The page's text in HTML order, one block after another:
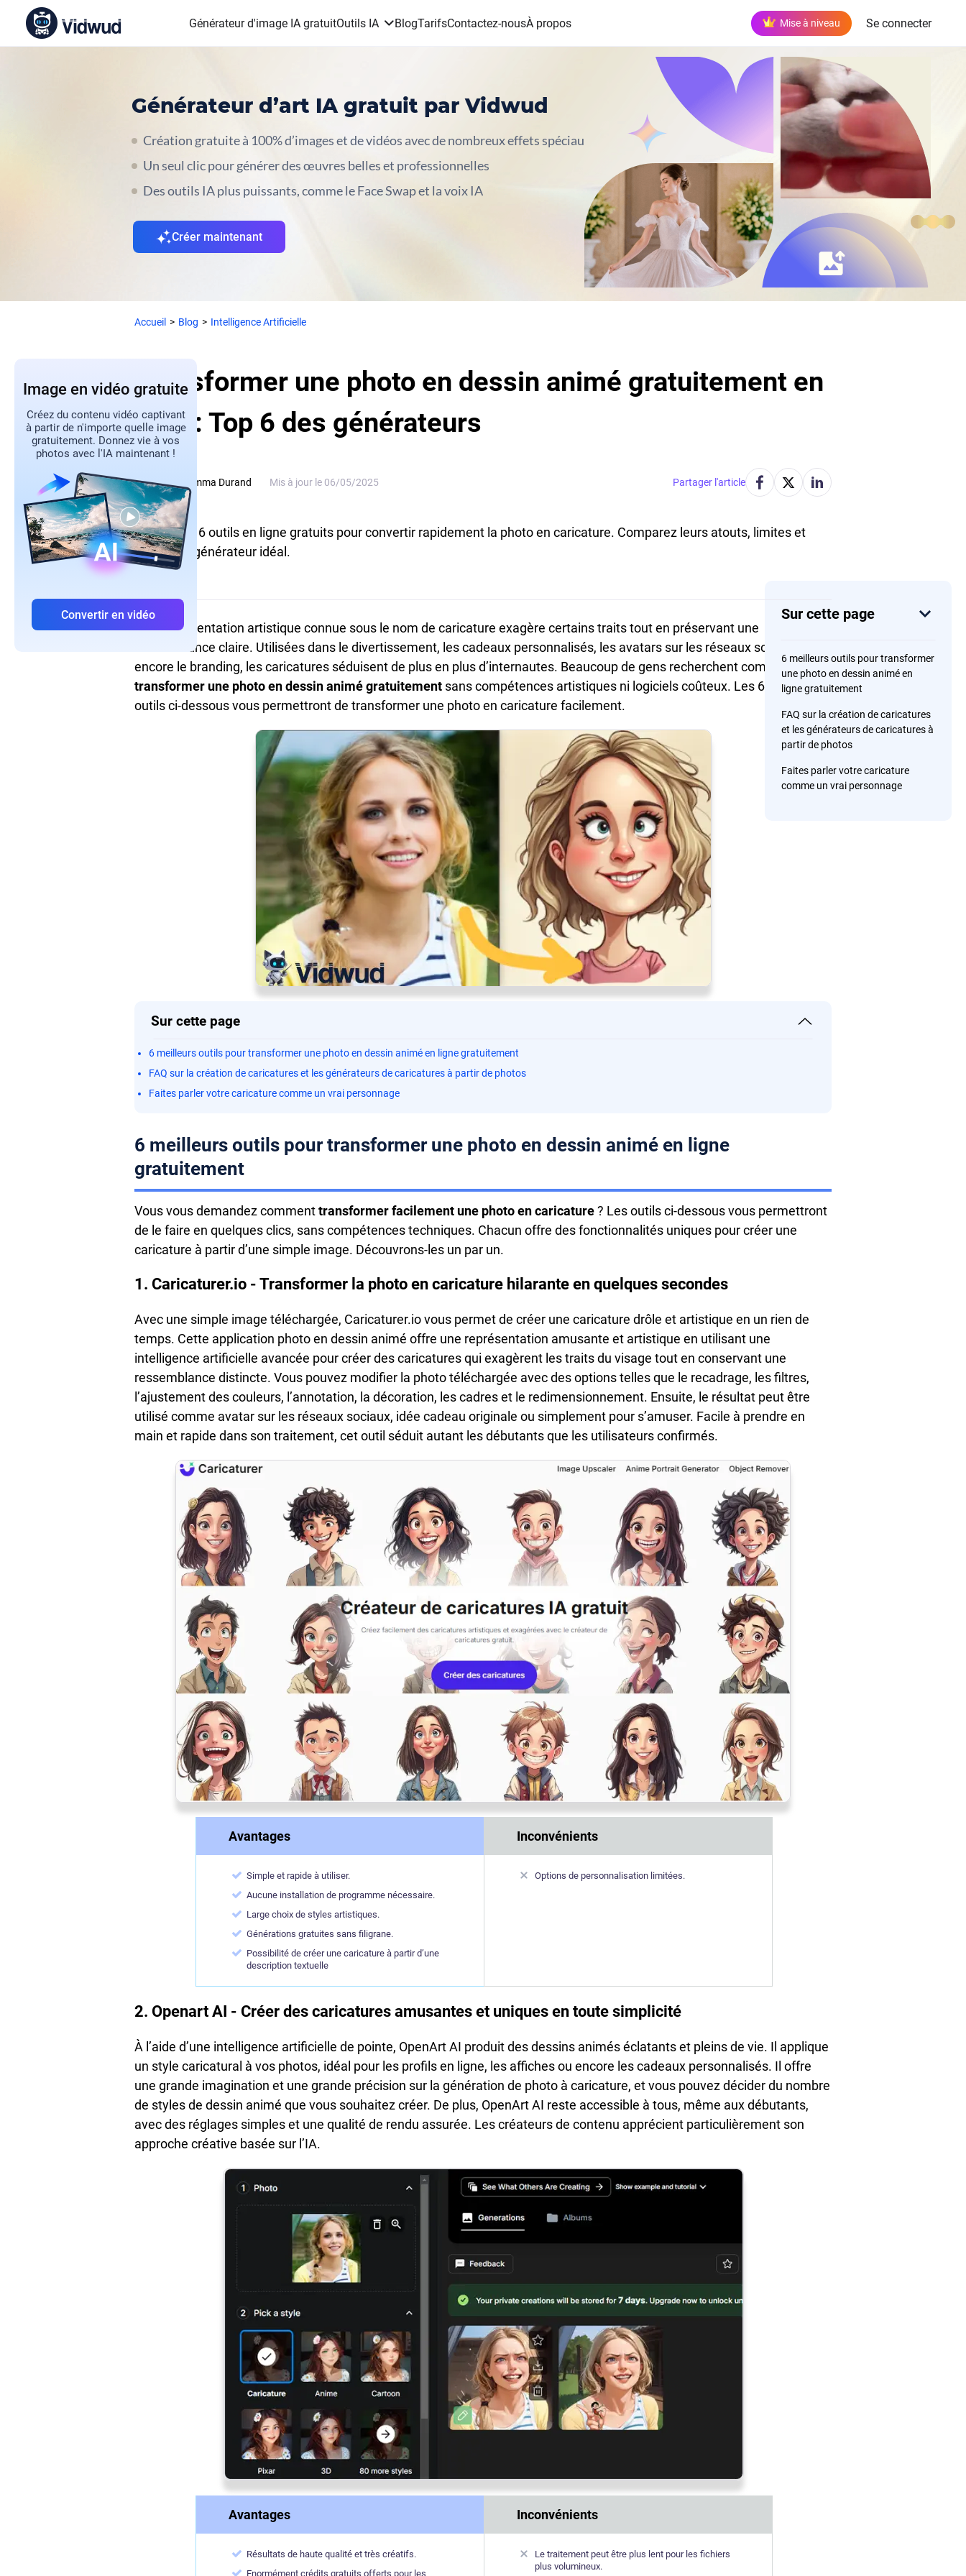
Générateur d'image IA gratuitOutils IA BlogTarifsContactez-nousÀ propos Mise à niveau Se connecter
Générateur d’art IA gratuit par Vidwud
Création gratuite à 100% d’images et de vidéos avec de nombreux effets spéciau
Un seul clic pour générer des œuvres belles et professionnelles
Des outils IA plus puissants, comme le Face Swap et la voix IA
Créer maintenant
Sur cette page
6 meilleurs outils pour transformer
une photo en dessin animé en
ligne gratuitement
FAQ sur la création de caricatures
et les générateurs de caricatures à
partir de photos
Faites parler votre caricature
comme un vrai personnage
Image en vidéo gratuite
Créez du contenu vidéo captivant
à partir de n'importe quelle image
gratuitement. Donnez vie à vos
photos avec l'IA maintenant !
Convertir en vidéo
Accueil > Blog > Intelligence Artificielle
Transformer une photo en dessin animé gratuitement en
ligne: Top 6 des générateurs
Emma Durand Mis à jour le 06/05/2025 Partager l'article
Découvrez 6 outils en ligne gratuits pour convertir rapidement la photo en caricature. Comparez leurs atouts, limites et
trouvez le générateur idéal.
Une représentation artistique connue sous le nom de caricature exagère certains traits tout en préservant une
ressemblance claire. Utilisées dans le divertissement, les cadeaux personnalisés, les avatars sur les réseaux sociaux ou
encore le branding, les caricatures séduisent de plus en plus d’internautes. Beaucoup de gens recherchent comment
transformer une photo en dessin animé gratuitement sans compétences artistiques ni logiciels coûteux. Les 6 excellents
outils ci-dessous vous permettront de transformer une photo en caricature facilement.
Sur cette page
6 meilleurs outils pour transformer une photo en dessin animé en ligne gratuitement
FAQ sur la création de caricatures et les générateurs de caricatures à partir de photos
Faites parler votre caricature comme un vrai personnage
6 meilleurs outils pour transformer une photo en dessin animé en ligne
gratuitement
Vous vous demandez commenttransformer facilement une photo en caricature? Les outils ci-dessous vous permettront
de le faire en quelques clics, sans compétences techniques. Chacun offre des fonctionnalités uniques pour créer une
caricature à partir d’une simple image. Découvrons-les un par un.
1. Caricaturer.io - Transformer la photo en caricature hilarante en quelques secondes
Avec une simple image téléchargée, Caricaturer.io vous permet de créer une caricature drôle et artistique en un rien de
temps. Cette application photo en dessin animé offre une représentation amusante et artistique en utilisant une
intelligence artificielle avancée pour créer des caricatures qui exagèrent les traits du visage tout en conservant une
ressemblance distincte. Vous pouvez modifier la photo téléchargée avec des options telles que le recadrage, les filtres,
l’ajustement des couleurs, l’annotation, la décoration, les cadres et le redimensionnement. Ensuite, le résultat peut être
utilisé comme avatar sur les réseaux sociaux, idée cadeau originale ou simplement pour s’amuser. Facile à prendre en
main et rapide dans son traitement, cet outil séduit autant les débutants que les utilisateurs confirmés.
Avantages
Simple et rapide à utiliser.
Aucune installation de programme nécessaire.
Large choix de styles artistiques.
Générations gratuites sans filigrane.
Possibilité de créer une caricature à partir d’une
description textuelle
Inconvénients
Options de personnalisation limitées.
2. Openart AI - Créer des caricatures amusantes et uniques en toute simplicité
À l’aide d’une intelligence artificielle de pointe, OpenArt AI produit des dessins animés éclatants et pleins de vie. Il applique
un style caricatural à vos photos, idéal pour les profils en ligne, les affiches ou encore les cadeaux personnalisés. Il offre
une grande imagination et une grande précision sur la génération de photo à caricature, et vous pouvez décider du nombre
de styles de dessin animé que vous souhaitez créer. De plus, OpenArt AI reste accessible à tous, même aux débutants,
avec des réglages simples et une qualité de rendu assurée. Les créateurs de contenu apprécient particulièrement son
approche créative basée sur l’IA.
Avantages
Résultats de haute qualité et très créatifs.
Enormément crédits gratuits offerts pour les
Inconvénients
Le traitement peut être plus lent pour les fichiers
plus volumineux.